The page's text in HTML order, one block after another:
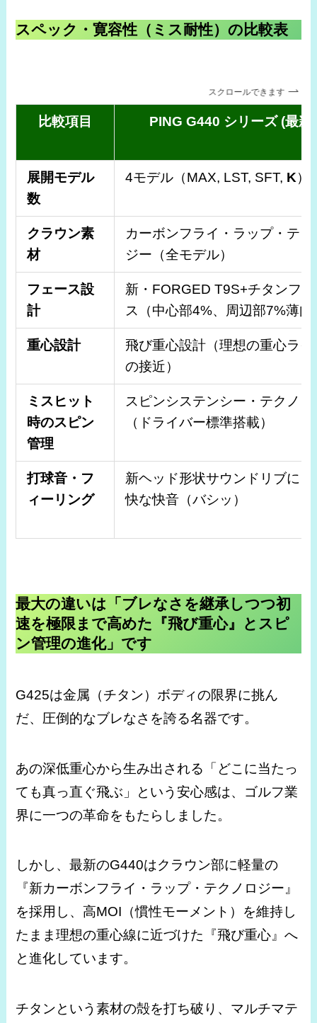
スペック・寛容性（ミス耐性）の比較表
スクロールできます
比較項目 PING G440 シリーズ (最新)
展開モデル
数
4モデル（MAX, LST, SFT, K）
クラウン素
材
カーボンフライ・ラップ・テク
ジー（全モデル）
フェース設
計
新・FORGED T9S+チタンフ
ス（中心部4%、周辺部7%薄肉
重心設計
飛び重心設計（理想の重心ライ
の接近）
ミスヒット
時のスピン
管理
スピンシステンシー・テクノロ
（ドライバー標準搭載）
打球音・フ
ィーリング
新ヘッド形状サウンドリブによ
快な快音（バシッ）
最大の違いは「ブレなさを継承しつつ初
速を極限まで高めた『飛び重心』とスピ
ン管理の進化」です
G425は金属（チタン）ボディの限界に挑ん
だ、圧倒的なブレなさを誇る名器です。
あの深低重心から生み出される「どこに当たっ
ても真っ直ぐ飛ぶ」という安心感は、ゴルフ業
界に一つの革命をもたらしました。
しかし、最新のG440はクラウン部に軽量の
『新カーボンフライ・ラップ・テクノロジー』
を採用し、高MOI（慣性モーメント）を維持し
たまま理想の重心線に近づけた『飛び重心』へ
と進化しています。
チタンという素材の殻を打ち破り、マルチマテ